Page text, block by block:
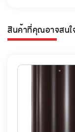
สินค้าที่คุณอาจสนใ